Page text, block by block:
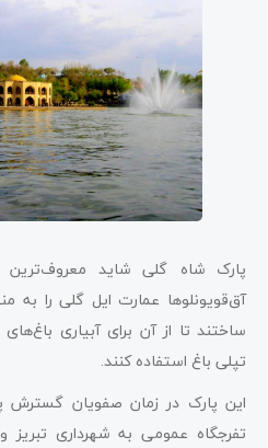
پارک شاه گلی شاید معروف‌ترین
آق‌قویونلوها عمارت ایل گلی را به
ساختند تا از آن برای آبیاری
تپلی باغ استفاده کنند.
این پارک در زمان صفویان گسترش
تفرجگاه عمومی به شهرداری تبریز